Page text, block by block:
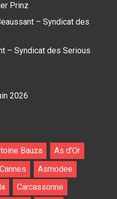
Prinz
– Syndicat des
– Syndicat des Serious
2026
Bauza
As d'Or
Asmodee
Carcassonne